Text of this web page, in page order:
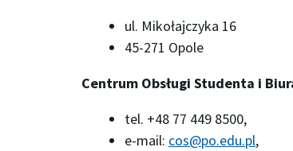
ul. Mikołajczyka 16
45-271 Opole
Centrum Obsługi Studenta i
tel. +48 77 449 8500,
e-mail: cos@po.edu.pl,